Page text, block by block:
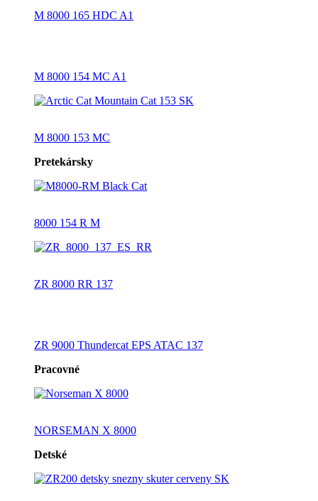
M 8000 165 HDC A1
M 8000 154 MC A1
M 8000 153 MC
Pretekársky
8000 154 R M
ZR 8000 RR 137
ZR 9000 Thundercat EPS ATAC 137
Pracovné
NORSEMAN X 8000
Detské